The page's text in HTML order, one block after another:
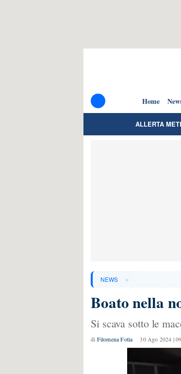
Home
ALLERTA
NEWS »
Boato nella
Si scava sotto le
di Filomena Fotia 30 Ago 2024 |